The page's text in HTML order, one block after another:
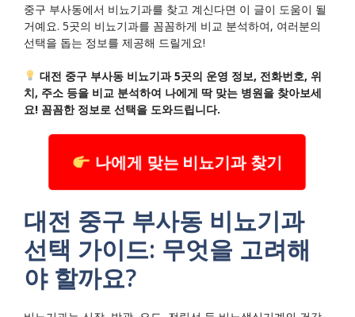
중구 부사동에서 비뇨기과를 찾고 계신다면 이 글이 도움이 될
거예요. 5곳의 비뇨기과를 꼼꼼하게 비교 분석하여, 여러분의
선택을 돕는 정보를 제공해 드릴게요!
대전 중구 부사동 비뇨기과 5곳의 운영 정보, 전화번호, 위
치, 주소 등을 비교 분석하여 나에게 딱 맞는 병원을 찾아보세
요! 꼼꼼한 정보로 선택을 도와드립니다.
나에게 맞는 비뇨기과 찾기
대전 중구 부사동 비뇨기과
선택 가이드: 무엇을 고려해
야 할까요?